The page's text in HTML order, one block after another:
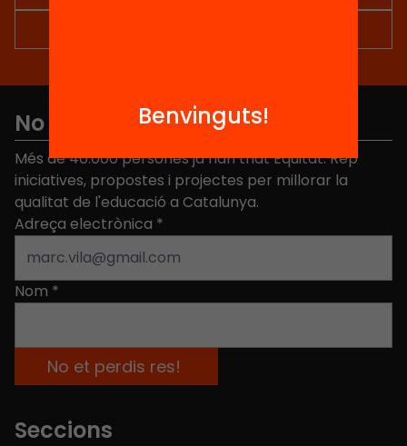
No et perdis res
Més de 40.000 persones ja han triat Equitat. Rep
iniciatives, propostes i projectes per millorar la
qualitat de l'educació a Catalunya.
Adreça electrònica *
Nom *
Seccions
Benvinguts!